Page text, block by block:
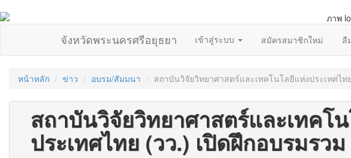
จังหวัดพระนครศรีอยุธยา เข้าสู่ระบบ สมัครสมาชิกใหม่ ลื
หน้าหลัก ข่าว อบรม/สัมมนา สถาบันวิจัยวิทยาศาสตร์และเทคโนโลยีแห่งประเทศไ
สถาบันวิจัยวิทยาศาสตร์และเทคโ
ประเทศไทย (วว.) เปิดฝึกอบรมรว